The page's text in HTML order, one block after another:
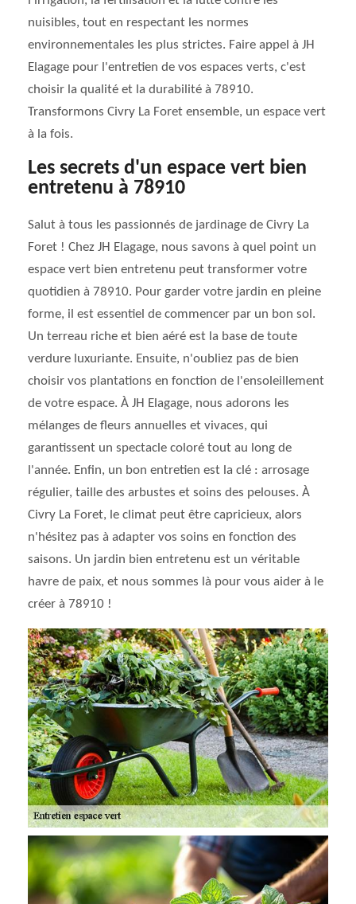
nuisibles, tout en respectant les normes
environnementales les plus strictes. Faire appel à JH
Elagage pour l'entretien de vos espaces verts, c'est
choisir la qualité et la durabilité à 78910.
Transformons Civry La Foret ensemble, un espace vert
à la fois.
Les secrets d'un espace vert bien
entretenu à 78910
Salut à tous les passionnés de jardinage de Civry La
Foret ! Chez JH Elagage, nous savons à quel point un
espace vert bien entretenu peut transformer votre
quotidien à 78910. Pour garder votre jardin en pleine
forme, il est essentiel de commencer par un bon sol.
Un terreau riche et bien aéré est la base de toute
verdure luxuriante. Ensuite, n'oubliez pas de bien
choisir vos plantations en fonction de l'ensoleillement
de votre espace. À JH Elagage, nous adorons les
mélanges de fleurs annuelles et vivaces, qui
garantissent un spectacle coloré tout au long de
l'année. Enfin, un bon entretien est la clé : arrosage
régulier, taille des arbustes et soins des pelouses. À
Civry La Foret, le climat peut être capricieux, alors
n'hésitez pas à adapter vos soins en fonction des
saisons. Un jardin bien entretenu est un véritable
havre de paix, et nous sommes là pour vous aider à le
créer à 78910 !